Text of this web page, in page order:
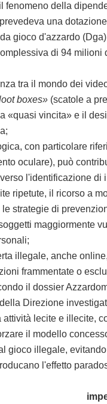
fenomeno della
una
gioco d'azzardo
di 94
il mondo dei
boxes» (scatole a
«quasi vincita» e il
con particolare
oculare), può
l'identificazione
ripetute, il ricorso a
strategie di
maggiormente
anche online,
frammentate o
il dossier
Direzione
lecite e illecite,
il modello
gioco illegale,
l'effetto